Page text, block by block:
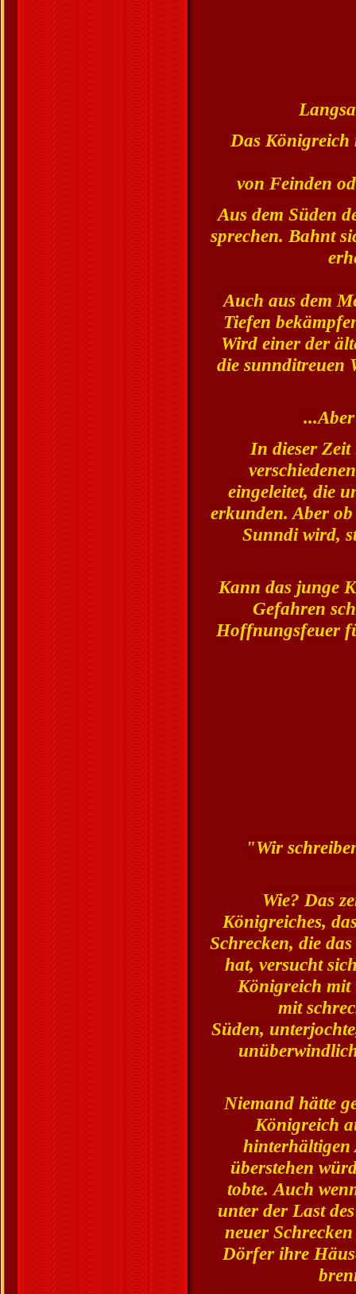
Das Königreich
von Feinden
Aus dem Süden
sprechen. Bahnt
Auch aus dem
Tiefen
Wird einer der
die sunnditreuen
In dieser Zeit
eingeleitet, die
erkunden. Aber
Sunndi wird,
Kann das junge
Gefahren
Hoffnungsfeuer
"Wir
Wie? Das
Königreiches,
Schrecken, die
hat, versucht
Königreich mit
mit
Süden,
Niemand hätte
Königreich
hinterhältigen
überstehen
tobte. Auch
unter der Last
neuer
Dörfer ihre